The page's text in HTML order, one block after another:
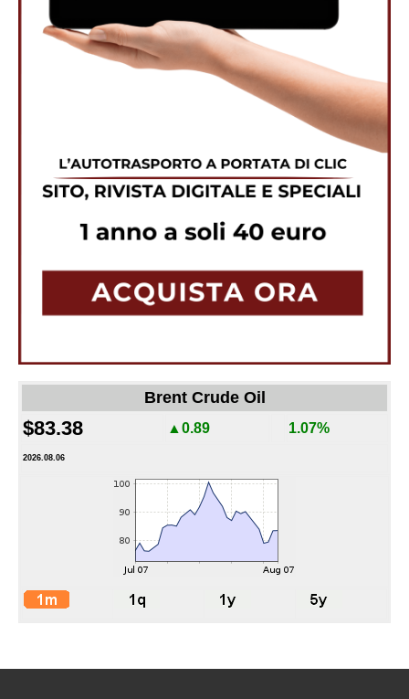
Brent Crude Oil
$83.38 ▲0.89 1.07%
2026.08.06